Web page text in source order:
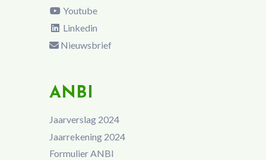
Youtube
Linkedin
Nieuwsbrief
ANBI
Jaarverslag 2024
Jaarrekening 2024
Formulier ANBI